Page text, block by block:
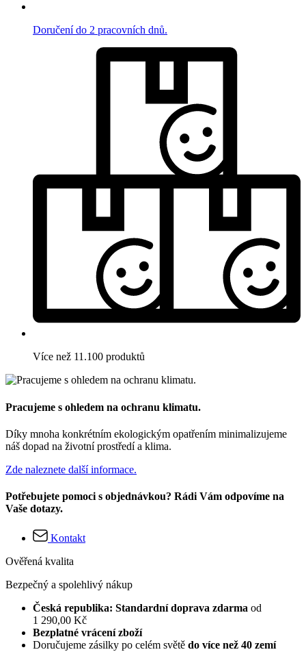
Doručení do 2 pracovních dnů.
Více než 11.100 produktů
Pracujeme s ohledem na ochranu klimatu.
Díky mnoha konkrétním ekologickým opatřením minimalizujeme
náš dopad na životní prostředí a klima.
Zde naleznete další informace.
Potřebujete pomoci s objednávkou? Rádi Vám odpovíme na
Vaše dotazy.
Kontakt
Ověřená kvalita
Bezpečný a spolehlivý nákup
Česká republika: Standardní doprava zdarma od
1 290,00 Kč
Bezplatné vrácení zboží
Doručujeme zásilky po celém světě do více než 40 zemí